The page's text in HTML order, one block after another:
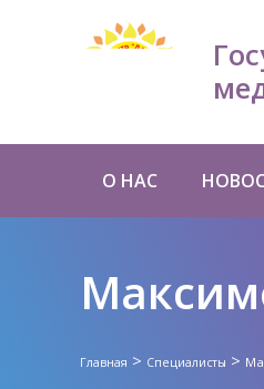
О НАС
Главная > Специалисты >